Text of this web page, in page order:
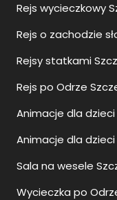
Rejs wycieczkowy
Rejs o zachodzie
Rejsy statkami
Rejs po Odrze
Animacje dla dzieci
Animacje dla
Sala na wesele
Wycieczka po